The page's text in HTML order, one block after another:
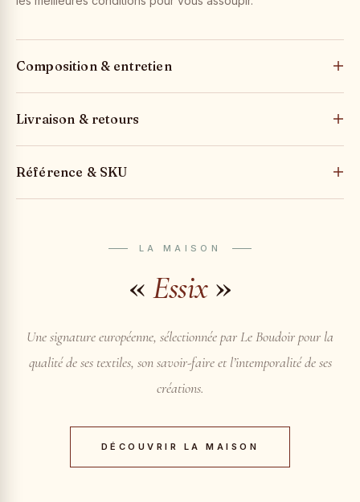
Composition & entretien
Livraison & retours
Référence & SKU
LA MAISON
« Essix»
Une signature européenne, sélectionnée par Le Boudoir pour la
qualité de ses textiles, son savoir-faire et l’intemporalité de ses
créations.
DÉCOUVRIR LA MAISON